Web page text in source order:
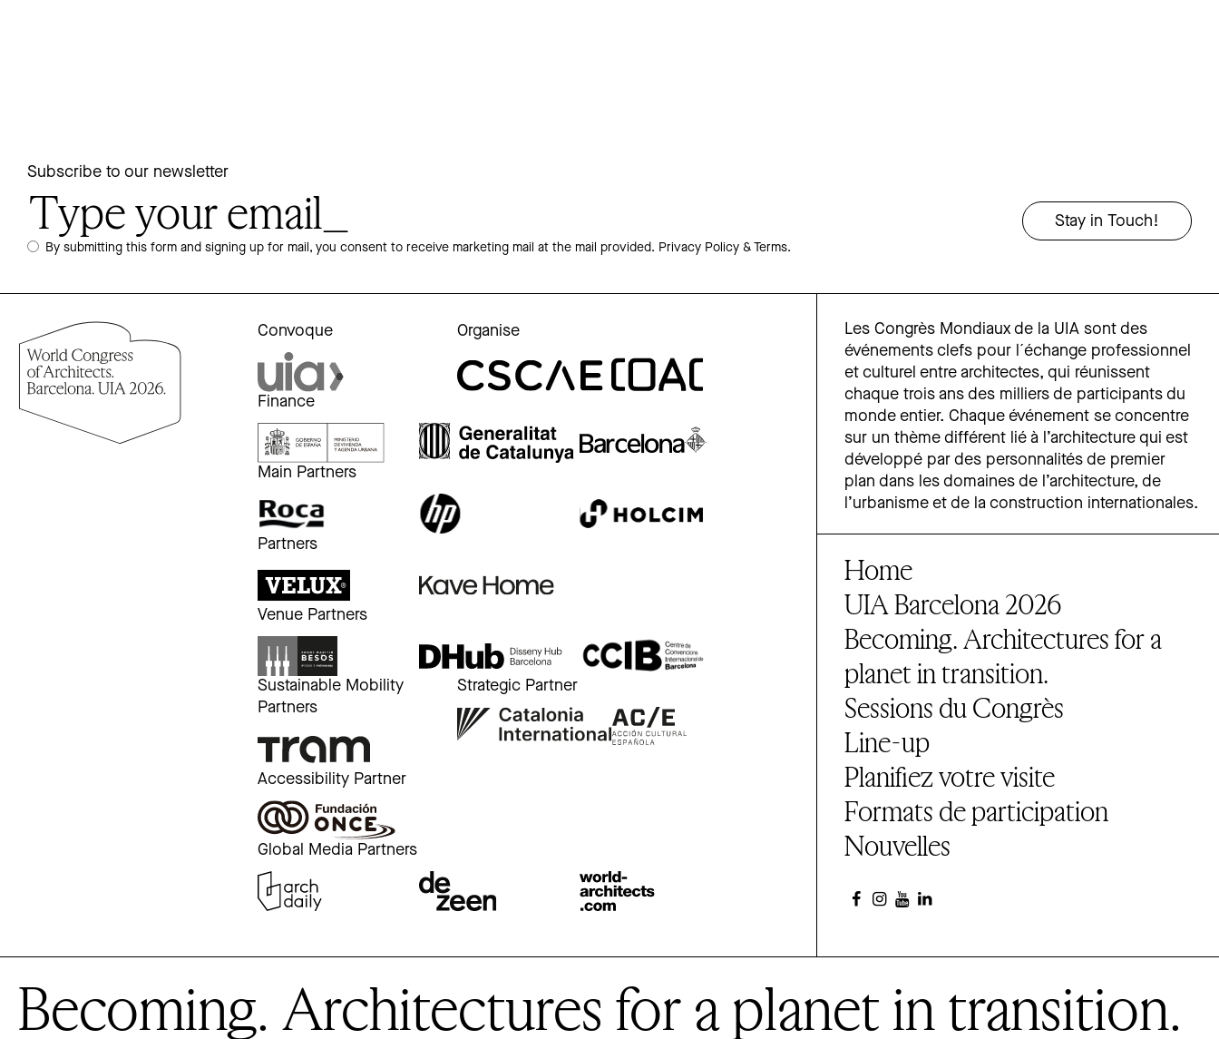
Subscribe to our newsletter
By submitting this form and signing up for mail, you consent to receive marketing mail at the mail provided. Privacy Policy & Terms.
Convoque Organise
Finance
Main Partners
Partners
Venue Partners
Sustainable Mobility
Partners
Strategic Partner
Accessibility Partner
Global Media Partners
Les Congrès Mondiaux de la UIA sont des
événements clefs pour l´échange professionnel
et culturel entre architectes, qui réunissent
chaque trois ans des milliers de participants du
monde entier. Chaque événement se concentre
sur un thème différent lié à l’architecture qui est
développé par des personnalités de premier
plan dans les domaines de l’architecture, de
l’urbanisme et de la construction internationales.
Home
UIA Barcelona 2026
Becoming. Architectures for a
planet in transition.
Sessions du Congrès
Line-up
Planifiez votre visite
Formats de participation
Nouvelles
Becoming. Architectures for a planet in transition.